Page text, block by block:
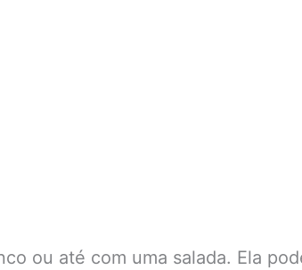
ou até com uma salada. Ela